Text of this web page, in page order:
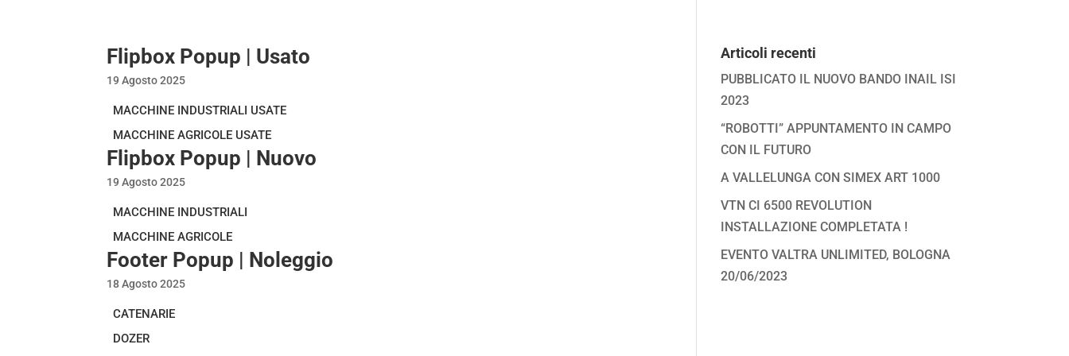
Flipbox Popup | Usato
19 Agosto 2025
MACCHINE INDUSTRIALI USATE
MACCHINE AGRICOLE USATE
Flipbox Popup | Nuovo
19 Agosto 2025
MACCHINE INDUSTRIALI
MACCHINE AGRICOLE
Footer Popup | Noleggio
18 Agosto 2025
CATENARIE
DOZER
Articoli recenti
PUBBLICATO IL NUOVO BANDO INAIL ISI
2023
“ROBOTTI” APPUNTAMENTO IN CAMPO
CON IL FUTURO
A VALLELUNGA CON SIMEX ART 1000
VTN CI 6500 REVOLUTION
INSTALLAZIONE COMPLETATA !
EVENTO VALTRA UNLIMITED, BOLOGNA
20/06/2023